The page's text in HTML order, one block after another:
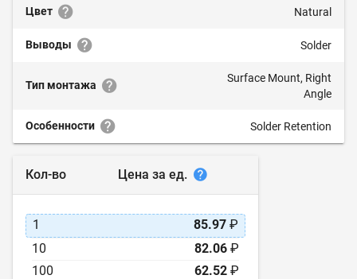
Цвет Natural
Выводы Solder
Тип монтажа
Surface Mount, Right
Angle
Особенности Solder Retention
Кол-во Цена за ед.
1 85.97 ₽
10
82.06 ₽
100
62.52 ₽